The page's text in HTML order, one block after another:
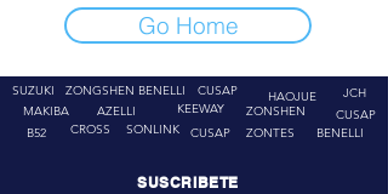
Go Home
SUZUKI
ZONGSHEN
MAKIBA
AZELLI
BENELLI
CUSAP
KEEWAY
B52
CROSS SONLINK CUSAP
HAOJUE
JCH
ZONSHEN
ZONTES
CUSAP
BENELLI
SUSCRIBETE